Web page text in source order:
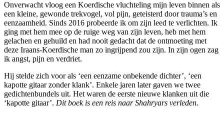
Onverwacht vloog een Koerdische vluchteling mijn leven binnen als
een kleine, gewonde trekvogel, vol pijn, geteisterd door trauma’s en
eenzaamheid. Sinds 2016 probeerde ik om zijn leed te verlichten. Ik
ging met hem mee op de ruige weg van zijn leven, heb met hem
gelachen en gehuild en had nooit gedacht dat de ontmoeting met
deze Iraans-Koerdische man zo ingrijpend zou zijn. In zijn ogen zag
ik angst, pijn en verdriet.
Hij stelde zich voor als ‘een eenzame onbekende dichter’, ‘een
kapotte gitaar zonder klank’. Enkele jaren later gaven we twee
gedichtenbundels uit. Het waren de eerste nieuwe klanken uit die
‘kapotte gitaar’. Dit boek is een reis naar Shahryars verleden.